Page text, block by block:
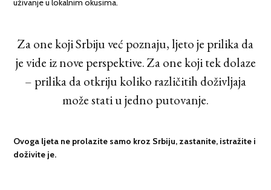
uživanje u lokalnim okusima.
Za one koji Srbiju već poznaju, ljeto je prilika da
je vide iz nove perspektive. Za one koji tek dolaze
– prilika da otkriju koliko različitih doživljaja
može stati u jedno putovanje.
Ovoga ljeta ne prolazite samo kroz Srbiju, zastanite, istražite i
doživite je.